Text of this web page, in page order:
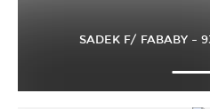
SADEK F/ FABABY –